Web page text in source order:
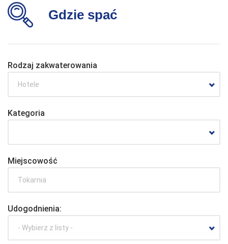
Gdzie spać
Rodzaj zakwaterowania
Hotele
Kategoria
Miejscowość
Udogodnienia:
- Wybierz z listy -